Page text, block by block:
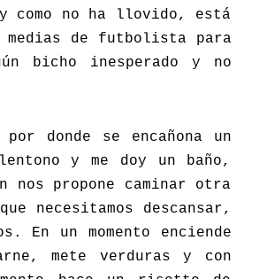
como no ha llovido, está
de futbolista para
bicho inesperado y no
donde se encañona un
y me doy un baño,
propone caminar otra
necesitamos descansar,
En un momento enciende
mete verduras y con